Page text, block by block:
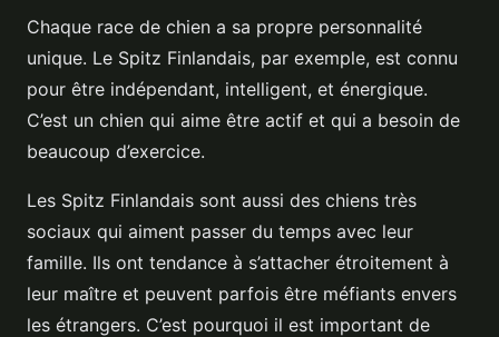
Chaque race de chien a sa propre personnalité
unique. Le Spitz Finlandais, par exemple, est connu
pour être indépendant, intelligent, et énergique.
C’est un chien qui aime être actif et qui a besoin de
beaucoup d’exercice.
Les Spitz Finlandais sont aussi des chiens très
sociaux qui aiment passer du temps avec leur
famille. Ils ont tendance à s’attacher étroitement à
leur maître et peuvent parfois être méfiants envers
les étrangers. C’est pourquoi il est important de